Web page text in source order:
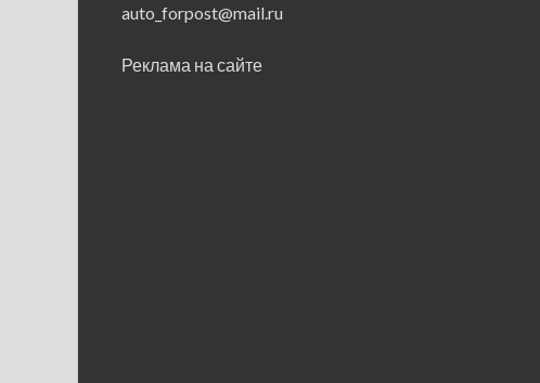
auto_forpost@mail.ru
Реклама на сайте